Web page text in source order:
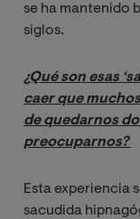
se ha mantenido
siglos.
¿Qué son esas
caer que
de quedarnos
preocuparnos?
Esta experiencia
sacudida